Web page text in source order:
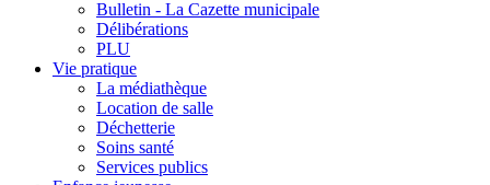
Bulletin - La Cazette municipale
Délibérations
PLU
Vie pratique
La médiathèque
Location de salle
Déchetterie
Soins santé
Services publics